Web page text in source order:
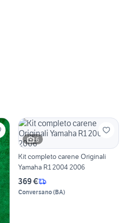
6
Kit completo carene Originali
Yamaha R1 2004 2006
369 €
Conversano(BA)